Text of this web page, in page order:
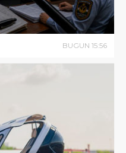
BUGUN 15:56